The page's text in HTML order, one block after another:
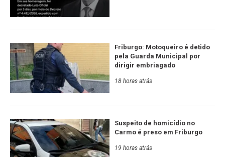
Friburgo: Motoqueiro é detido
pela Guarda Municipal por
dirigir embriagado
18 horas atrás
Suspeito de homicídio no
Carmo é preso em Friburgo
19 horas atrás